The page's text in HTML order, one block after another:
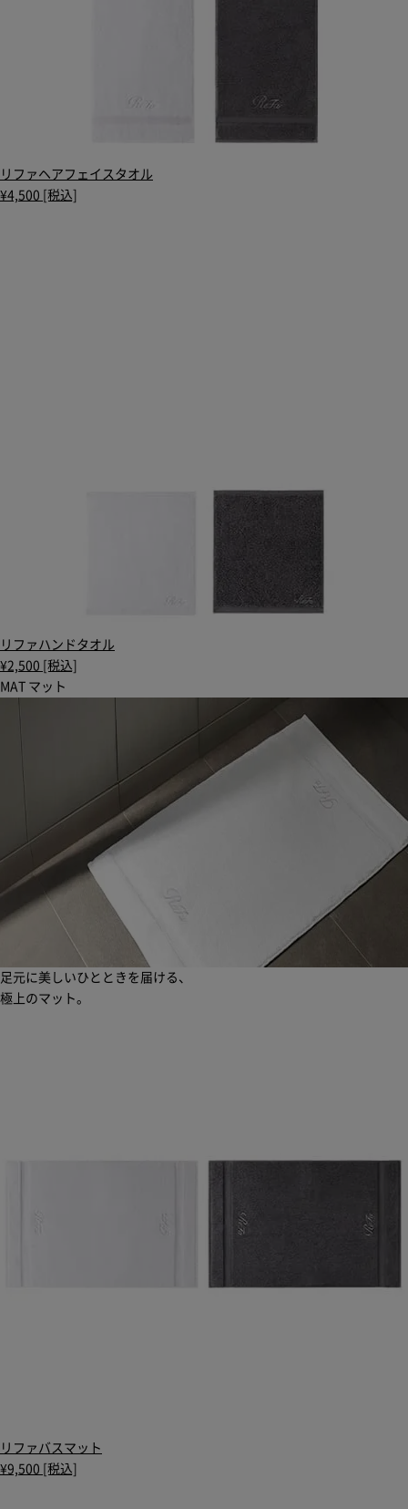
リファヘアフェイスタオル
¥4,500 [税込]
リファハンドタオル
¥2,500 [税込]
MAT マット
足元に美しいひとときを届ける、
極上のマット。
リファバスマット
¥9,500 [税込]